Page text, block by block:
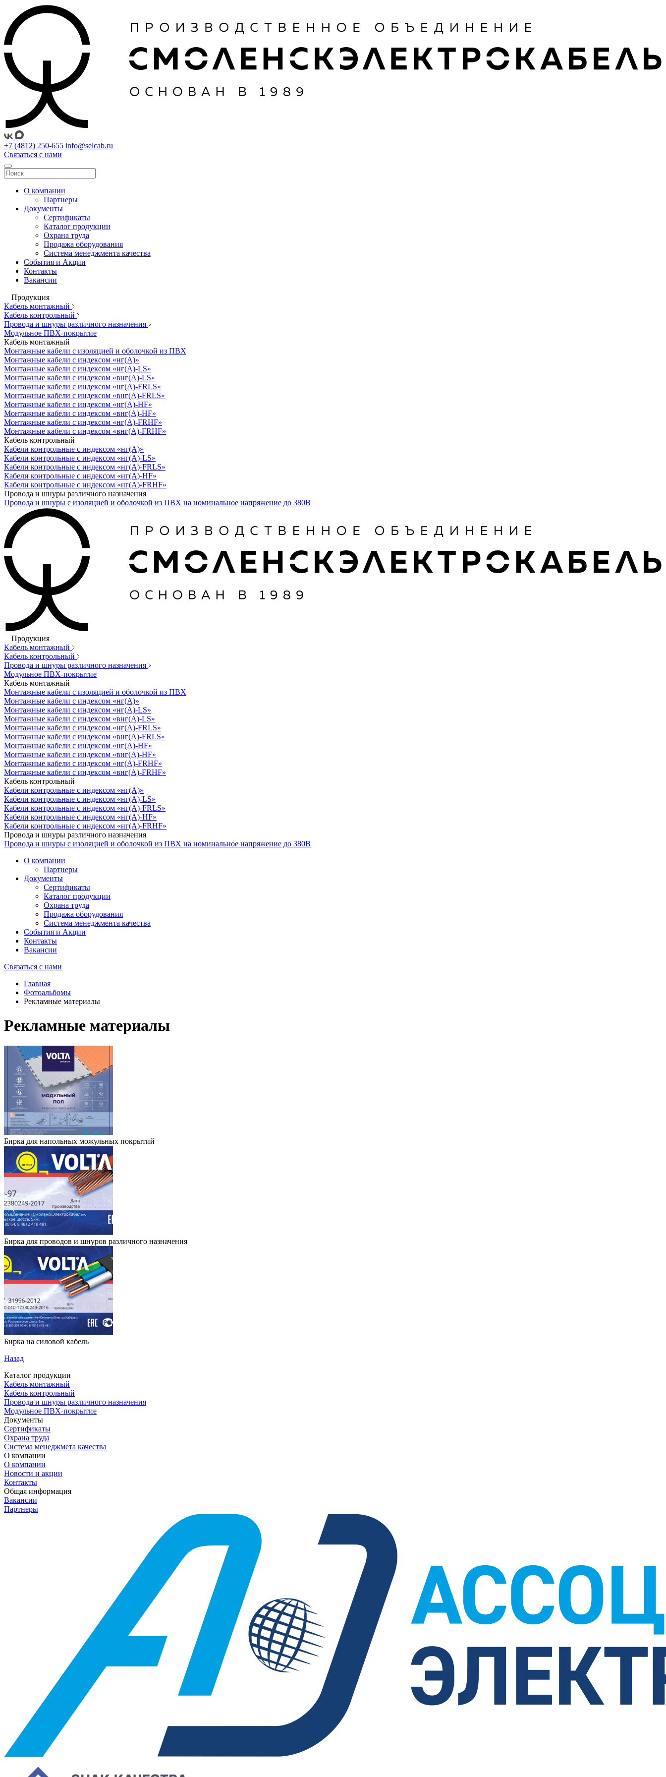
+7 (4812) 250-655 info@selcab.ru
Связаться с нами
О компании
Партнеры
Документы
Сертификаты
Каталог продукции
Охрана труда
Продажа оборудования
Система менеджмента качества
События и Акции
Контакты
Вакансии
Продукция
Кабель монтажный
Кабель контрольный
Провода и шнуры различного назначения
Модульное ПВХ-покрытие
Кабель монтажный
Монтажные кабели с изоляцией и оболочкой из ПВХ
Монтажные кабели с индексом «нг(А)»
Монтажные кабели с индексом «нг(А)-LS»
Монтажные кабели с индексом «внг(А)-LS»
Монтажные кабели с индексом «нг(А)-FRLS»
Монтажные кабели с индексом «внг(А)-FRLS»
Монтажные кабели с индексом «нг(А)-HF»
Монтажные кабели с индексом «внг(А)-HF»
Монтажные кабели с индексом «нг(А)-FRHF»
Монтажные кабели с индексом «внг(А)-FRHF»
Кабель контрольный
Кабели контрольные с индексом «нг(А)»
Кабели контрольные с индексом «нг(А)-LS»
Кабели контрольные с индексом «нг(А)-FRLS»
Кабели контрольные с индексом «нг(А)-HF»
Кабели контрольные с индексом «нг(А)-FRHF»
Провода и шнуры различного назначения
Провода и шнуры с изоляцией и оболочкой из ПВХ на номинальное напряжение до 380В
Продукция
Кабель монтажный
Кабель контрольный
Провода и шнуры различного назначения
Модульное ПВХ-покрытие
Кабель монтажный
Монтажные кабели с изоляцией и оболочкой из ПВХ
Монтажные кабели с индексом «нг(А)»
Монтажные кабели с индексом «нг(А)-LS»
Монтажные кабели с индексом «внг(А)-LS»
Монтажные кабели с индексом «нг(А)-FRLS»
Монтажные кабели с индексом «внг(А)-FRLS»
Монтажные кабели с индексом «нг(А)-HF»
Монтажные кабели с индексом «внг(А)-HF»
Монтажные кабели с индексом «нг(А)-FRHF»
Монтажные кабели с индексом «внг(А)-FRHF»
Кабель контрольный
Кабели контрольные с индексом «нг(А)»
Кабели контрольные с индексом «нг(А)-LS»
Кабели контрольные с индексом «нг(А)-FRLS»
Кабели контрольные с индексом «нг(А)-HF»
Кабели контрольные с индексом «нг(А)-FRHF»
Провода и шнуры различного назначения
Провода и шнуры с изоляцией и оболочкой из ПВХ на номинальное напряжение до 380В
О компании
Партнеры
Документы
Сертификаты
Каталог продукции
Охрана труда
Продажа оборудования
Система менеджмента качества
События и Акции
Контакты
Вакансии
Связаться с нами
Главная
Фотоальбомы
Рекламные материалы
Рекламные материалы
Бирка для напольных можульных покрытий
Бирка для проводов и шнуров различного назначения
Бирка на силовой кабель
Назад
Каталог продукции
Кабель монтажный
Кабель контрольный
Провода и шнуры различного назначения
Модульное ПВХ-покрытие
Документы
Сертификаты
Охрана труда
Система менеджмета качества
О компании
О компании
Новости и акции
Контакты
Общая информация
Вакансии
Партнеры